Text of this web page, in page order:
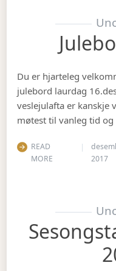
Du er hjarteleg
julebord laurdag
veslejulafta er kanskje
møtest til vanleg tid og
READ
MORE
2017